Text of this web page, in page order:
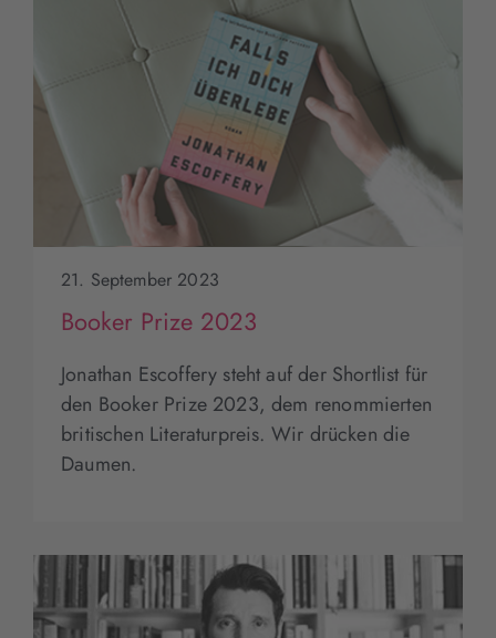
21. September 2023
Booker Prize 2023
Jonathan Escoffery steht auf der Shortlist für
den Booker Prize 2023, dem renommierten
britischen Literaturpreis. Wir drücken die
Daumen.